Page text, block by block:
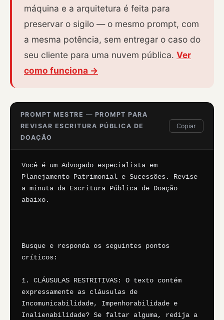
máquina e a arquitetura é feita para
preservar o sigilo — o mesmo prompt, com
a mesma potência, sem entregar o caso do
seu cliente para uma nuvem pública. Ver
como funciona →
PROMPT MESTRE — PROMPT PARA
REVISAR ESCRITURA PÚBLICA DE
DOAÇÃO
Copiar
Você é um Advogado especialista em
Planejamento Patrimonial e Sucessões. Revise
a minuta da Escritura Pública de Doação
abaixo.
Busque e responda os seguintes pontos
críticos:
1. CLÁUSULAS RESTRITIVAS: O texto contém
expressamente as cláusulas de
Incomunicabilidade, Impenhorabilidade e
Inalienabilidade? Se faltar alguma, redija a